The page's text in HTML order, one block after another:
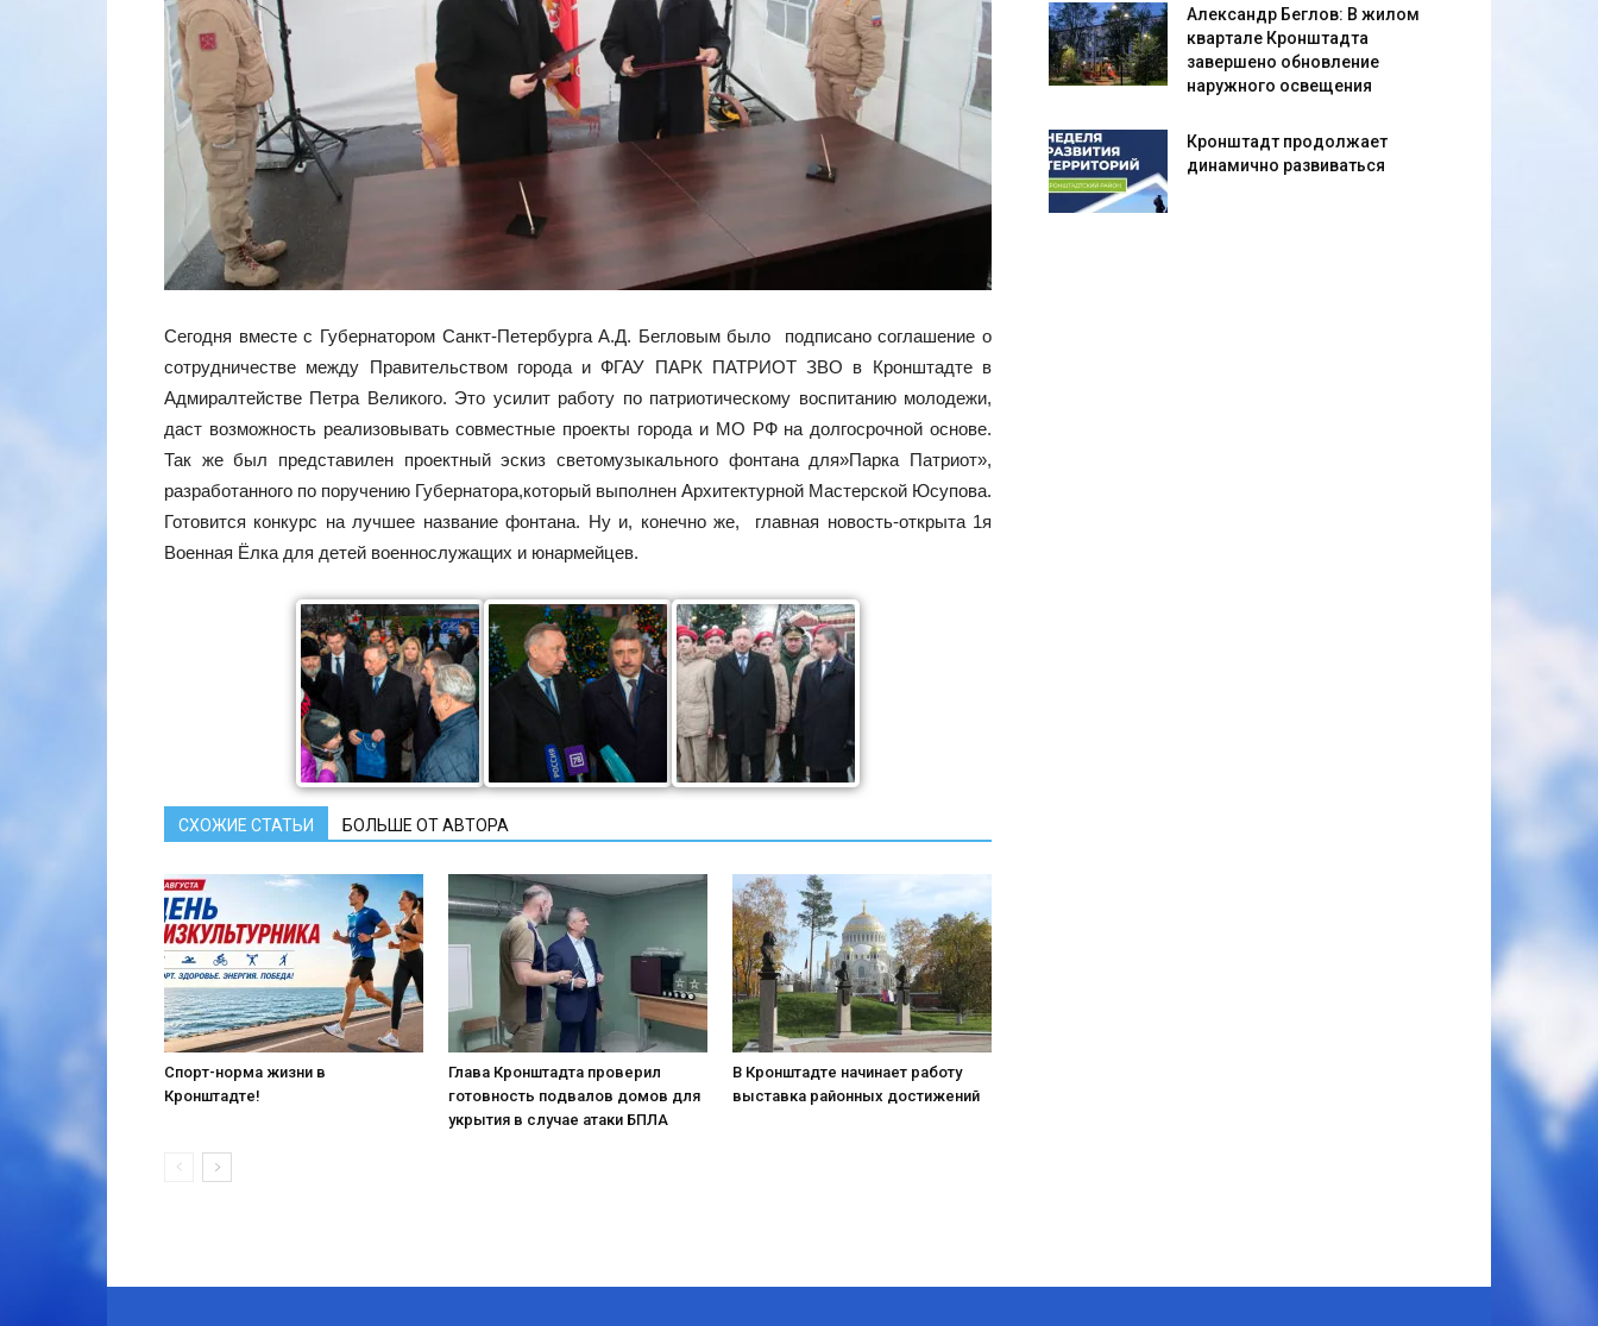
Сегодня вместе с Губернатором Санкт-Петербурга А.Д. Бегловым было подписано соглашение о
сотрудничестве между Правительством города и ФГАУ ПАРК ПАТРИОТ ЗВО в Кронштадте в
Адмиралтействе Петра Великого. Это усилит работу по патриотическому воспитанию молодежи,
даст возможность реализовывать совместные проекты города и МО РФ на долгосрочной основе.
Так же был представилен проектный эскиз светомузыкального фонтана для»Парка Патриот»,
разработанного по поручению Губернатора,который выполнен Архитектурной Мастерской Юсупова.
Готовится конкурс на лучшее название фонтана. Ну и, конечно же, главная новость-открыта 1я
Военная Ёлка для детей военнослужащих и юнармейцев.
СХОЖИЕ СТАТЬИ БОЛЬШЕ ОТ АВТОРА
Спорт-норма жизни в
Кронштадте!
Глава Кронштадта проверил
готовность подвалов домов для
укрытия в случае атаки БПЛА
В Кронштадте начинает работу
выставка районных достижений
Александр Беглов: В жилом
квартале Кронштадта
завершено обновление
наружного освещения
Кронштадт продолжает
динамично развиваться